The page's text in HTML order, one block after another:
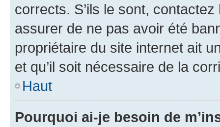
corrects. S’ils le sont,
assurer de ne pas avoir été
propriétaire du site internet ait
et qu’il soit nécessaire de la
Haut
Pourquoi ai-je besoin de